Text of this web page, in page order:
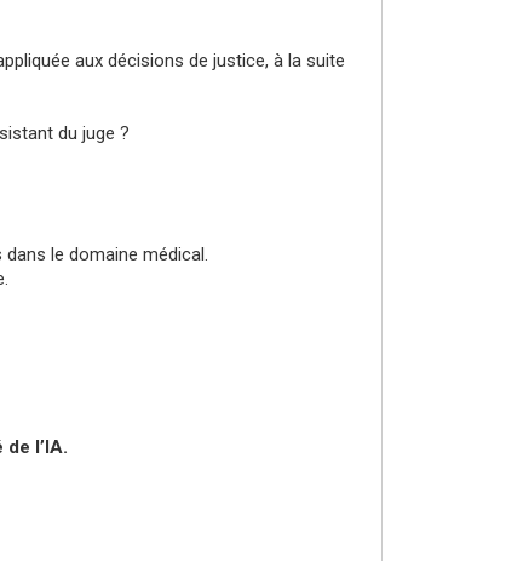
aux décisions de justice, à la suite
du juge ?
le domaine médical.
l’IA.